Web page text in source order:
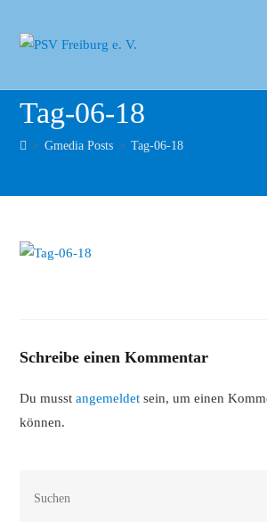
Tag-06-18
> Gmedia Posts > Tag-06-18
Schreibe einen Kommentar
Du musstangemeldet sein, um einen
können.